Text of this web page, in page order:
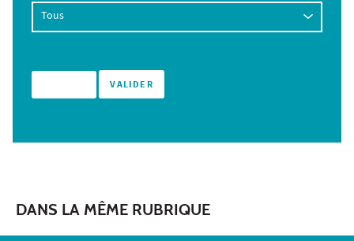
DANS LA MÊME RUBRIQUE